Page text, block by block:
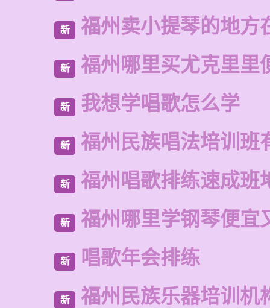
新 福州卖小提琴的地方
新 福州哪里买尤克里里
新 我想学唱歌怎么学
新 福州民族唱法培训班
新 福州唱歌排练速成班
新 福州哪里学钢琴便宜
新 唱歌年会排练
新 福州民族乐器培训机